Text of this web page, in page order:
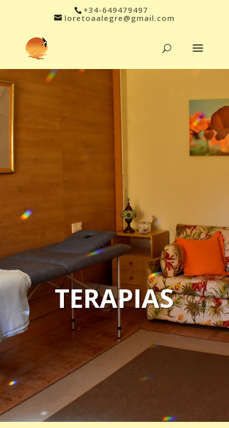
+34-649479497
loretoaalegre@gmail.com
TERAPIAS